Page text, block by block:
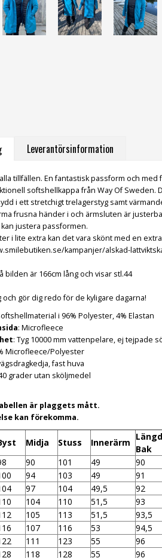
Leverantörsinformation
tillfällen. En fantastisk passform och
softshellkappa från Way Of Sweden.
i ett stretchigt trelagerstyg samt
frusna händer i och ärmsluten är
justera passformen.
i lite extra kan det vara skönt med en
kampanjer/alskad-
bilden är 166cm lång och visar stl.44
och gör dig redo för de kyligare dagarna!
i 96% Polyester, 4% Elastan
: Microfleece
: Tyg 10000 mm vattenpelare, ej tejpade
Microfleece/Polyester
fast huva
grader utan sköljmedel
är plaggets mått.
kan förekomma.
Midja Stuss Innerärm
Längd
Bak
90 101 49
90
94 103 49
91
97 104 49,5
92
104 110 51,5
93
105 113 51,5
93,5
107 116 53
94,5
111 123 55
96
118 128 55
96